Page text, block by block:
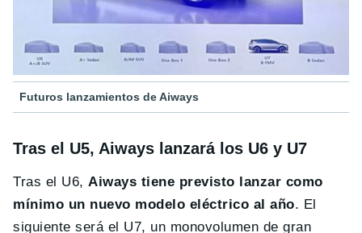
Futuros lanzamientos de Aiways
Tras el U5, Aiways lanzará los U6 y U7
Tras el U6,Aiways tiene previsto lanzar como
mínimo un nuevo modelo eléctrico al año. El
siguiente será el U7, un monovolumen de gran